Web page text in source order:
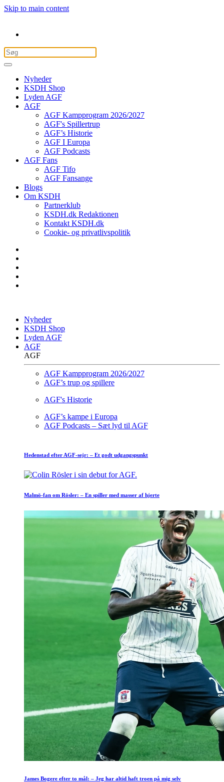
Skip to main content
Nyheder
KSDH Shop
Lyden AGF
AGF
AGF Kampprogram 2026/2027
AGF's Spillertrup
AGF’s Historie
AGF I Europa
AGF Podcasts
AGF Fans
AGF Tifo
AGF Fansange
Blogs
Om KSDH
Partnerklub
KSDH.dk Redaktionen
Kontakt KSDH.dk
Cookie- og privatlivspolitik
Nyheder
KSDH Shop
Lyden AGF
AGF
AGF
AGF Kampprogram 2026/2027
AGF’s trup og spillere
AGF's Historie
AGF’s kampe i Europa
AGF Podcasts – Sæt lyd til AGF
Hedenstad efter AGF-sejr: – Et godt udgangspunkt
Malmö-fan om Rösler: – En spiller med masser af hjerte
James Bogere efter to mål: – Jeg har altid haft troen på mig selv